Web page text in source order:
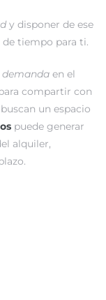
y disponer de ese
tiempo para ti.
en el
compartir con
un espacio
puede generar
alquiler,